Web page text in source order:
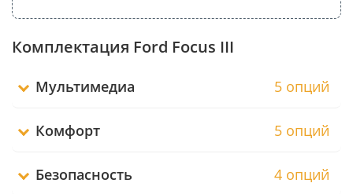
Комплектация Ford Focus III
Мультимедиа 5 опций
Комфорт 5 опций
Безопасность 4 опций